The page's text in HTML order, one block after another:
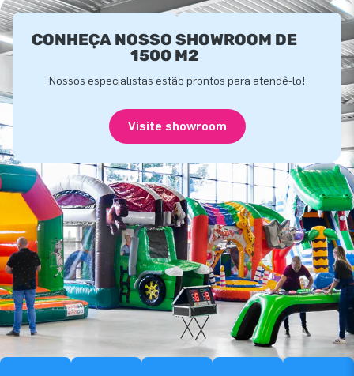
CONHEÇA NOSSO SHOWROOM DE
1500 M2
Nossos especialistas estão prontos para atendê-lo!
Visite showroom